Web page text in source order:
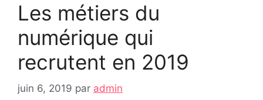
Les métiers du
numérique qui
recrutent en 2019
juin 6, 2019 par admin